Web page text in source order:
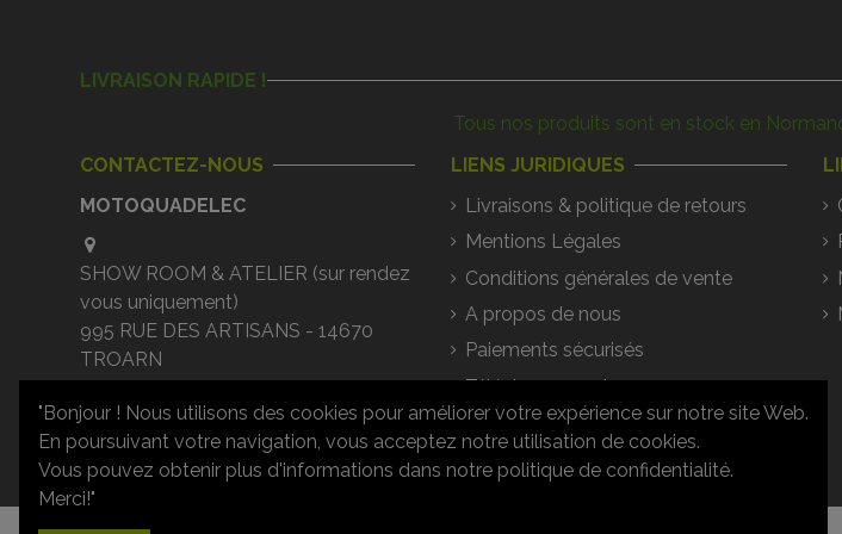
LIVRAISON RAPIDE !
Tous nos produits sont en stock en
CONTACTEZ-NOUS
MOTOQUADELEC
SHOW ROOM & ATELIER (sur rendez
vous uniquement)
995 RUE DES ARTISANS - 14670
TROARN
02 31 79 29 34
contact@motoquadelec.com
LIENS JURIDIQUES
Livraisons & politique de retours
Mentions Légales
Conditions générales de vente
A propos de nous
Paiements sécurisés
Téléchargements
Questions / Réponses
"Bonjour ! Nous utilisons des cookies pour améliorer votre expérience sur notre site Web.
En poursuivant votre navigation, vous acceptez notre utilisation de cookies.
Vous pouvez obtenir plus d'informations dans notre politique de confidentialité.
Merci!"